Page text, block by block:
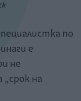
по
е
не
на